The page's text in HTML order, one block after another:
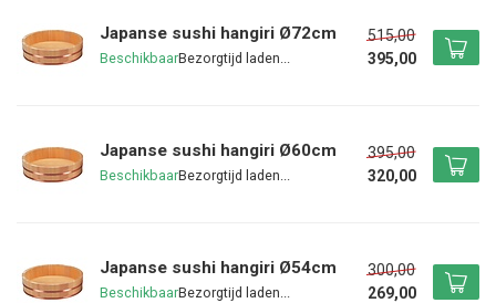
Japanse sushi hangiri Ø72cm
Beschikbaar
515,00
395,00
Japanse sushi hangiri Ø60cm
Beschikbaar
395,00
320,00
Japanse sushi hangiri Ø54cm
Beschikbaar
300,00
269,00